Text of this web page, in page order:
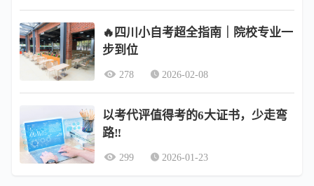
🔥四川小自考超全指南｜院校专业一
步到位
278 2026-02-08
以考代评值得考的6大证书，少走弯
路‼️
299 2026-01-23